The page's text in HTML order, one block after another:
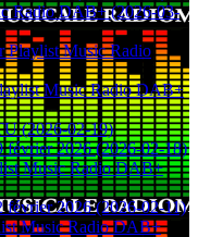
Radio DAB+ (2026-03-
Playlist Music Radio
Music Radio DAB+
(2026-02-19)
février 2026 (2026-02-18)
Music Radio DAB+
février 2026 (2026-02-11)
Music Radio DAB+